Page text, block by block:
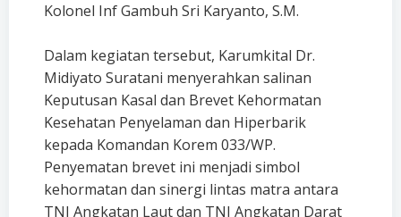
Kolonel Inf Gambuh Sri Karyanto, S.M.
Dalam kegiatan tersebut, Karumkital Dr.
Midiyato Suratani menyerahkan salinan
Keputusan Kasal dan Brevet Kehormatan
Kesehatan Penyelaman dan Hiperbarik
kepada Komandan Korem 033/WP.
Penyematan brevet ini menjadi simbol
kehormatan dan sinergi lintas matra antara
TNI Angkatan Laut dan TNI Angkatan Darat